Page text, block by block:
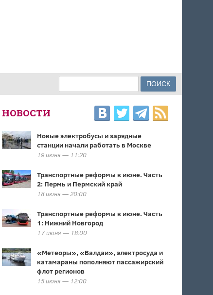
ФОРМА ПОИСКА
НОВОСТИ
Новые электробусы и зарядные
станции начали работать в Москве
19 июня — 11:20
Транспортные реформы в июне. Часть
2: Пермь и Пермский край
18 июня — 20:00
Транспортные реформы в июне. Часть
1: Нижний Новгород
17 июня — 18:00
«Метеоры», «Валдаи», электросуда и
катамараны пополняют пассажирский
флот регионов
15 июня — 12:00